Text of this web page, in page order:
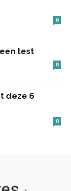
0
test
0
deze 6
0